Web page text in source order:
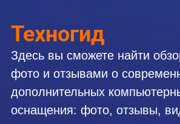
Техногид
Здесь вы сможете найти
фото и отзывами о
дополнительных
оснащения: фото, отзывы,